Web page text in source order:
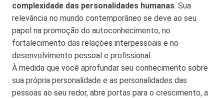
complexidade das personalidades humanas. Sua
relevância no mundo contemporâneo se deve ao seu
papel na promoção do autoconhecimento, no
fortalecimento das relações interpessoais e no
desenvolvimento pessoal e profissional.
À medida que você aprofundar seu conhecimento sobre
sua própria personalidade e as personalidades das
pessoas ao seu redor, abre portas para o crescimento, a